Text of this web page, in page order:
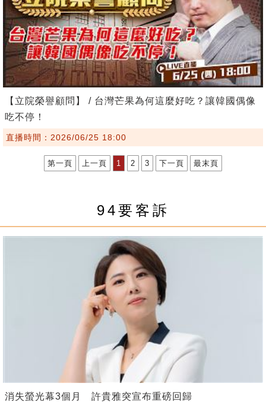
【立院榮譽顧問】 / 台灣芒果為何這麼好吃？讓韓國偶像
吃不停！
直播時間：2026/06/25 18:00
第一頁 上一頁 1 2 3 下一頁 最末頁
94要客訴
消失螢光幕3個月 許貴雅突宣布重磅回歸